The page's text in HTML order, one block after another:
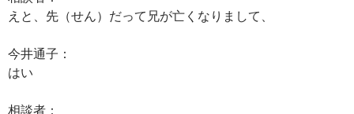
えと、先（せん）だって兄が亡くなりまして、
今井通子：
はい
相談者：